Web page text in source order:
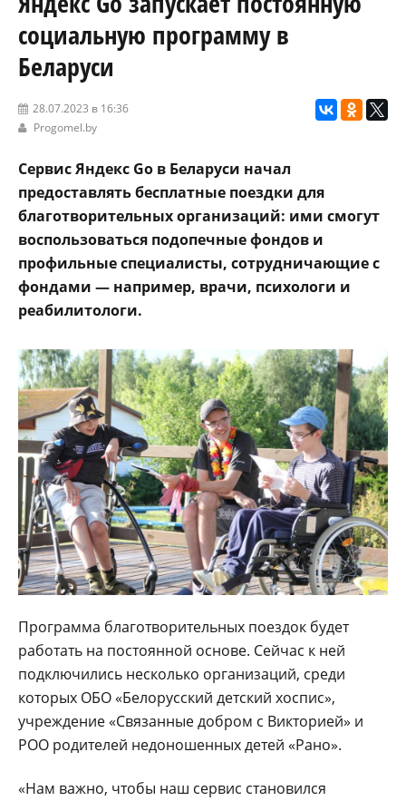
социальную программу в
Беларуси
28.07.2023 в 16:36
Progomel.by
Сервис Яндекс Go в Беларуси начал
предоставлять бесплатные поездки для
благотворительных организаций: ими смогут
воспользоваться подопечные фондов и
профильные специалисты, сотрудничающие с
фондами — например, врачи, психологи и
реабилитологи.
Программа благотворительных поездок будет
работать на постоянной основе. Сейчас к ней
подключились несколько организаций, среди
которых ОБО «Белорусский детский хоспис»,
учреждение «Связанные добром с Викторией» и
РОО родителей недоношенных детей «Рано».
«Нам важно, чтобы наш сервис становился